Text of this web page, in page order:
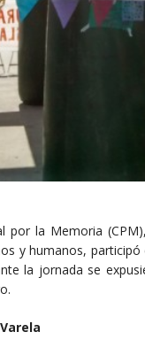
por la Memoria
y humanos,
la jornada se